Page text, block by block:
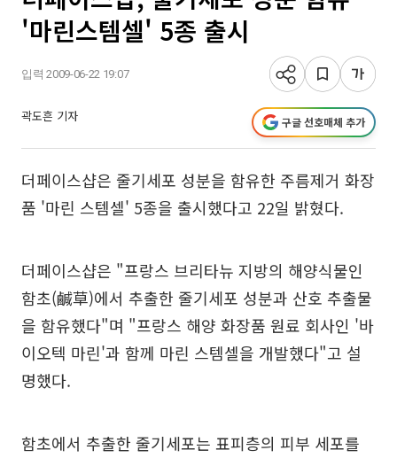
'마린스템셀' 5종 출시
입력 2009-06-22 19:07
곽도흔 기자 구글 선호매체 추가
더페이스샵은 줄기세포 성분을 함유한 주름제거 화장
품 '마린 스템셀' 5종을 출시했다고 22일 밝혔다.
더페이스샵은 "프랑스 브리타뉴 지방의 해양식물인
함초(鹹草)에서 추출한 줄기세포 성분과 산호 추출물
을 함유했다"며 "프랑스 해양 화장품 원료 회사인 '바
이오텍 마린'과 함께 마린 스템셀을 개발했다"고 설
명했다.
함초에서 추출한 줄기세포는 표피층의 피부 세포를